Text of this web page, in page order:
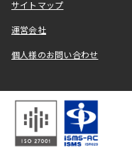
サイトマップ
運営会社
個人様のお問い合わせ